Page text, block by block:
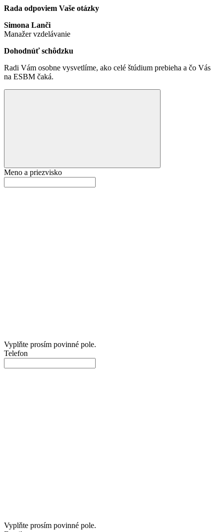
Rada odpoviem Vaše otázky
Simona Lanči
Manažer vzdelávanie
Dohodnúť schôdzku
Radi Vám osobne vysvetlíme, ako celé štúdium prebieha a čo Vás
na ESBM čaká.
Meno a priezvisko
Vyplňte prosím povinné pole.
Telefon
Vyplňte prosím povinné pole.